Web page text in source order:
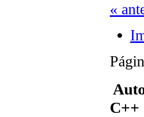
«
C++